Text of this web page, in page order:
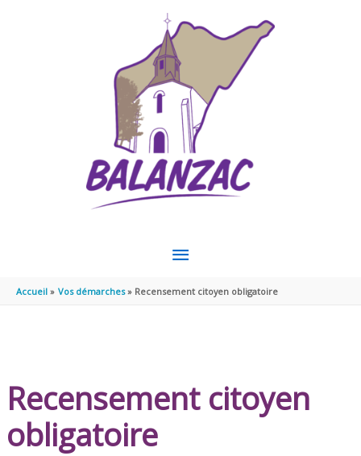
MENU
PRINCIPAL
Accueil Vos démarches Recensement citoyen obligatoire
Recensement citoyen
obligatoire